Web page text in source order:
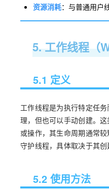
资源消耗：与普通用户
5. 工作线程（
5.1 定义
工作线程是为执行特定任
理，但也可以手动创建。
或操作，其生命周期通常
守护线程，具体取决于其创
5.2 使用方法